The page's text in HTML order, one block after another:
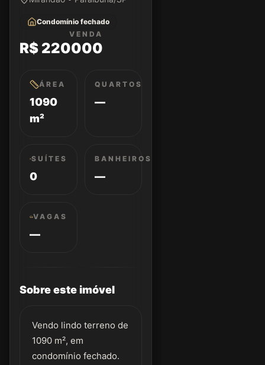
Condomínio fechado
VENDA
R$ 220000
ÁREA
1090
m²
QUARTOS
—
SUÍTES
0
BANHEIROS
—
VAGAS
—
Sobre este imóvel
Vendo lindo terreno de
1090 m², em
condomínio fechado.